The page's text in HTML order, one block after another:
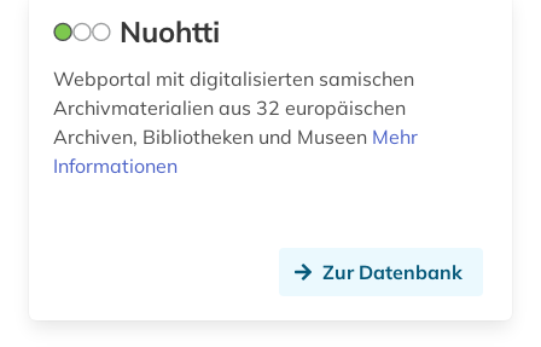
ballett (1)
balneologie (1)
Nuohtti
Webportal mit digitalisierten samischen
Archivmaterialien aus 32 europäischen
Archiven, Bibliotheken und Museen Mehr
Informationen
Zur Datenbank